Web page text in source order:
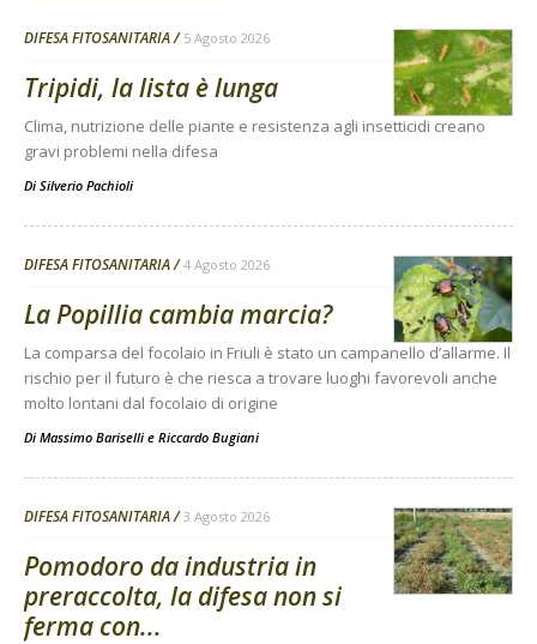
DIFESA FITOSANITARIA 5 Agosto 2026
Tripidi, la lista è lunga
Clima, nutrizione delle piante e resistenza agli insetticidi creano
gravi problemi nella difesa
Di Silverio Pachioli
DIFESA FITOSANITARIA 4 Agosto 2026
La Popillia cambia marcia?
La comparsa del focolaio in Friuli è stato un campanello d’allarme. Il
rischio per il futuro è che riesca a trovare luoghi favorevoli anche
molto lontani dal focolaio di origine
Di Massimo Bariselli e Riccardo Bugiani
DIFESA FITOSANITARIA 3 Agosto 2026
Pomodoro da industria in
preraccolta, la difesa non si
ferma con...